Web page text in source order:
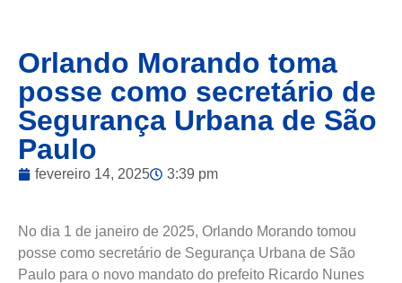
Orlando Morando toma
posse como secretário de
Segurança Urbana de São
Paulo
fevereiro 14, 2025 3:39 pm
No dia 1 de janeiro de 2025, Orlando Morando tomou
posse como secretário de Segurança Urbana de São
Paulo para o novo mandato do prefeito Ricardo Nunes